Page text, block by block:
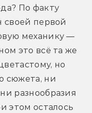
По факту
своей первой
механику —
это всё та же
но
сюжета, ни
разнообразия
этом осталось